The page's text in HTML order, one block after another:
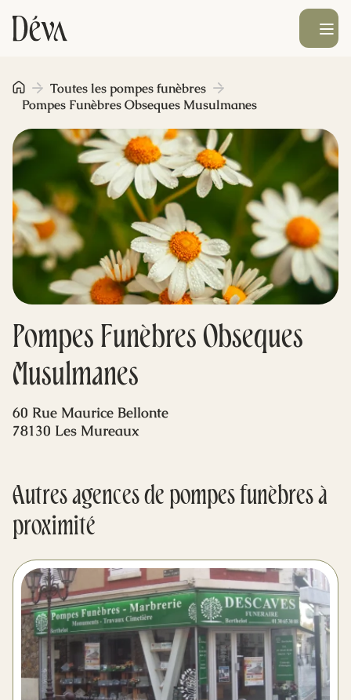
Obsèques
Prévoyance
Monument funéraire
Livraison de fleurs
Blog
Ouvrir le
Pompes Funèbres Obseques
Musulmanes
Toutes les pompes funèbres
Pompes Funèbres Obseques Musulmanes
60 Rue Maurice Bellonte
78130 Les Mureaux
Autres agences de pompes funèbres à
proximité